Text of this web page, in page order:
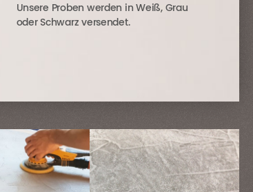
Unsere Proben werden in Weiß, Grau
oder Schwarz versendet.